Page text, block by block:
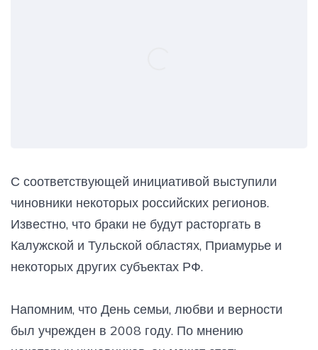
С соответствующей инициативой выступили
чиновники некоторых российских регионов.
Известно, что браки не будут расторгать в
Калужской и Тульской областях, Приамурье и
некоторых других субъектах РФ.
Напомним, что День семьи, любви и верности
был учрежден в 2008 году. По мнению